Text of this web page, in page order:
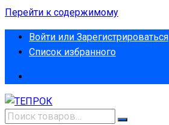
Перейти к содержимому
Войти или Зарегистрироваться
Список избранного